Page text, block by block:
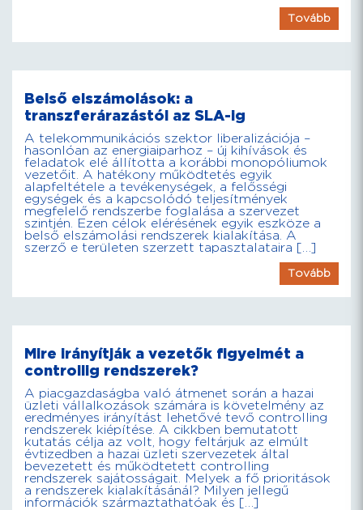
Tovább
Belső elszámolások: a
transzferárazástól az SLA-ig
A telekommunikációs szektor liberalizációja –
hasonlóan az energiaiparhoz – új kihívások és
feladatok elé állította a korábbi monopóliumok
vezetőit. A hatékony működtetés egyik
alapfeltétele a tevékenységek, a felősségi
egységek és a kapcsolódó teljesítmények
megfelelő rendszerbe foglalása a szervezet
szintjén. Ezen célok elérésének egyik eszköze a
belső elszámolási rendszerek kialakítása. A
szerző e területen szerzett tapasztalataira […]
Tovább
Mire irányítják a vezetők figyelmét a
controllig rendszerek?
A piacgazdaságba való átmenet során a hazai
üzleti vállalkozások számára is követelmény az
eredményes irányítást lehetővé tevő controlling
rendszerek kiépítése. A cikkben bemutatott
kutatás célja az volt, hogy feltárjuk az elmúlt
évtizedben a hazai üzleti szervezetek által
bevezetett és működtetett controlling
rendszerek sajátosságait. Melyek a fő prioritások
a rendszerek kialakításánál? Milyen jellegű
információk származtathatóak és […]